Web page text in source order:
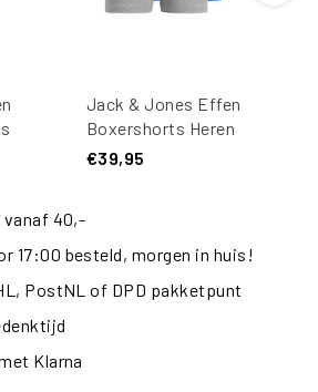
Jack & Jones Effen
Boxershorts Heren
Trunks JACBASIC 5-Pack
€39,95
vanaf 40,-
17:00 besteld, morgen in huis!
PostNL of DPD pakketpunt
Klarna